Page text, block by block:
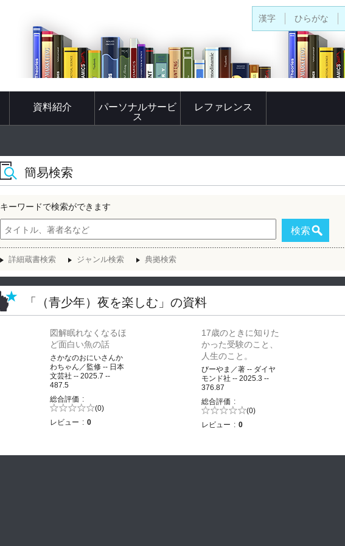
資料紹介
パーソナルサービ
ス
レファレンス
漢字 ひらがな
簡易検索
キーワードで検索ができます
検索
詳細蔵書検索 ジャンル検索 典拠検索
「（青少年）夜を楽しむ」の資料
図解眠れなくなるほ
ど面白い魚の話
さかなのおにいさんか
わちゃん／監修 -- 日本
文芸社 -- 2025.7 --
487.5
総合評価
5段階評価の (0)
レビュー
0
17歳のときに知りた
かった受験のこと、
人生のこと。
びーやま／著 -- ダイヤ
モンド社 -- 2025.3 --
376.87
総合評価
5段階評価の (0)
レビュー
0